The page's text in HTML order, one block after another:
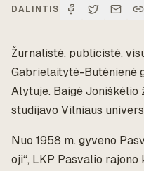
DALINTIS
Žurnalistė, publicistė,
Gabrielaitytė-Butėnienė
Alytuje. Baigė Joniškėlio
studijavo Vilniaus
Nuo 1958 m. gyveno
oji“, LKP Pasvalio rajono